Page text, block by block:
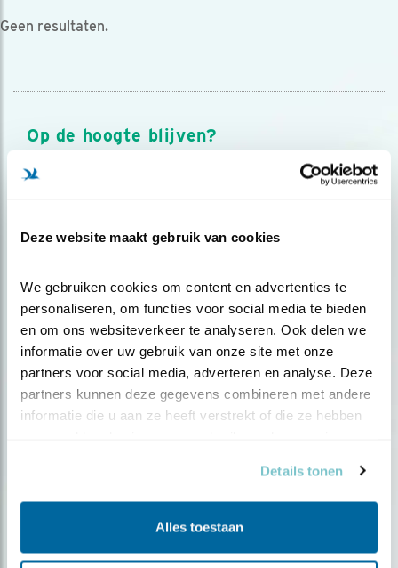
Deze website maakt gebruik van cookies
We gebruiken cookies om content en advertenties te
personaliseren, om functies voor social media te bieden
en om ons websiteverkeer te analyseren. Ook delen we
informatie over uw gebruik van onze site met onze
partners voor social media, adverteren en analyse. Deze
partners kunnen deze gegevens combineren met andere
informatie die u aan ze heeft verstrekt of die ze hebben
Details tonen
Alles toestaan
Geen resultaten.
Op de hoogte blijven?
Meld je aan en ontvang nieuws, inspiratie, acties en tips
over vogels en activiteiten van Vogelbescherming.